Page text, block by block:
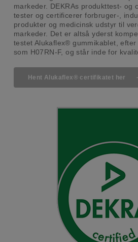
markeder. DEKRAs produkttest- og
tester og certificerer forbruger-,
produkter og medicinsk udstyr til
markeder. Det er altså yderst
testet Alukaflex® gummikablet,
som H07RN-F, og står inde for
Hent Alukaflex® certifikatet her